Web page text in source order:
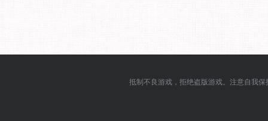
抵制不良游戏，拒绝盗版游戏。注意自我